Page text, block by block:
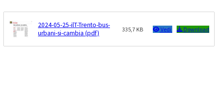
2024-05-25-ilT-Trento-bus-
urbani-si-cambia (pdf)
335,7 KB Vedi Download